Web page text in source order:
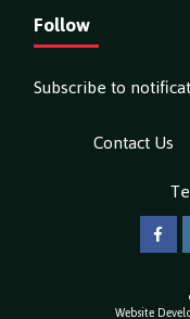
Follow
Subscribe to
Contact Us
Website